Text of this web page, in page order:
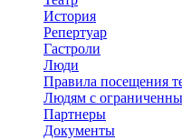
История
Репертуар
Гастроли
Люди
Правила посещения
Людям с
Партнеры
Документы